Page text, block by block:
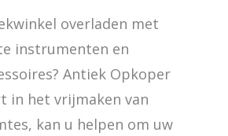
overladen met
instrumenten en
Antiek Opkoper
in het vrijmaken van
kan u helpen om uw